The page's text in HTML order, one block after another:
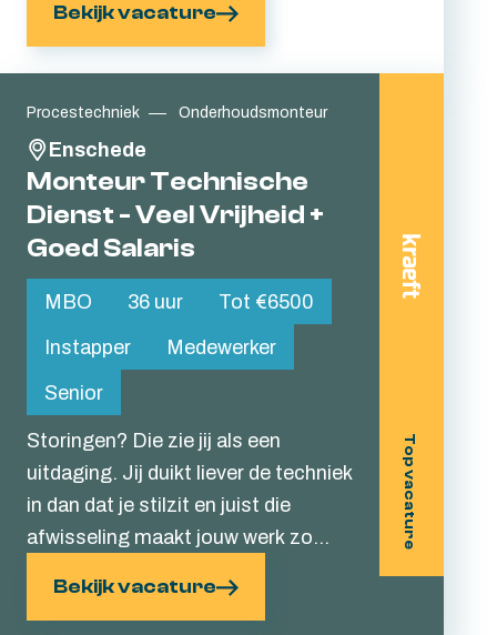
storing ontstaat. En jouw inzet blijft hier
bonus, een 13e maand, én volop ruimte om
jezelf verder te ontwikkelen.
Bekijk vacature
Top vacature
Procestechniek Onderhoudsmonteur
Monteur Technische
Dienst - Veel Vrijheid +
Goed Salaris
MBO
36 uur
Tot €6500
Instapper
Medewerker
Senior
Enschede
Storingen? Die zie jij als een
uitdaging. Jij duikt liever de techniek
in dan dat je stilzit en juist die
afwisseling maakt jouw werk zo
met twee collega's vorm jij de
Bekijk vacature